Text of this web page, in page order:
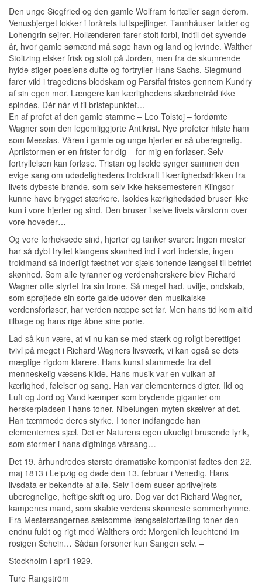
Den unge Siegfried og den gamle Wolfram fortæller sagn derom.
Venusbjerget lokker i forårets luftspejlinger. Tannhäuser falder og
Lohengrin sejrer. Hollænderen farer stolt forbi, indtil det syvende
år, hvor gamle sømænd må søge havn og land og kvinde. Walther
Stoltzing elsker frisk og stolt på Jorden, men fra de skumrende
hylde stiger poesiens dufte og fortryller Hans Sachs. Siegmund
farer vild i tragediens blodskam og Parsifal fristes gennem Kundry
af sin egen mor. Længere kan kærlighedens skæbnetråd ikke
spindes. Dér når vi til bristepunktet…
En af profet af den gamle stamme – Leo Tolstoj – fordømte
Wagner som den legemliggjorte Antikrist. Nye profeter hilste ham
som Messias. Våren i gamle og unge hjerter er så uberegnelig.
Aprilstormen er en frister for dig – for mig en forløser. Selv
fortryllelsen kan forløse. Tristan og Isolde synger sammen den
evige sang om udødelighedens troldkraft i kærlighedsdrikken fra
livets dybeste brønde, som selv ikke heksemesteren Klingsor
kunne have brygget stærkere. Isoldes kærlighedsdød bruser ikke
kun i vore hjerter og sind. Den bruser i selve livets vårstorm over
vore hoveder…
Og vore forheksede sind, hjerter og tanker svarer: Ingen mester
har så dybt tryllet klangens skønhed ind i vort inderste, ingen
troldmand så inderligt fæstnet vor sjæls tonende længsel til befriet
skønhed. Som alle tyranner og verdensherskere blev Richard
Wagner ofte styrtet fra sin trone. Så meget had, uvilje, ondskab,
som sprøjtede sin sorte galde udover den musikalske
verdensforløser, har verden næppe set før. Men hans tid kom altid
tilbage og hans rige åbne sine porte.
Lad så kun være, at vi nu kan se med stærk og roligt berettiget
tvivl på meget i Richard Wagners livsværk, vi kan også se dets
mægtige rigdom klarere. Hans kunst stammede fra det
menneskelig væsens kilde. Hans musik var en vulkan af
kærlighed, følelser og sang. Han var elementernes digter. Ild og
Luft og Jord og Vand kæmper som brydende giganter om
herskerpladsen i hans toner. Nibelungen-myten skælver af det.
Han tæmmede deres styrke. I toner indfangede han
elementernes sjæl. Det er Naturens egen ukueligt brusende lyrik,
som stormer i hans digtnings vårsang…
Det 19. århundredes største dramatiske komponist fødtes den 22.
maj 1813 i Leipzig og døde den 13. februar i Venedig. Hans
livsdata er bekendte af alle. Selv i dem suser aprilvejrets
uberegnelige, heftige skift og uro. Dog var det Richard Wagner,
kampenes mand, som skabte verdens skønneste sommerhymne.
Fra Mestersangernes sælsomme længselsfortælling toner den
endnu fuldt og rigt med Walthers ord: Morgenlich leuchtend im
rosigen Schein… Sådan forsoner kun Sangen selv. –
Stockholm i april 1929.
Ture Rangström